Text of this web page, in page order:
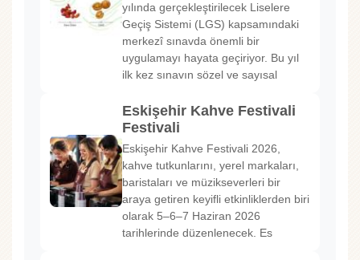
yılında gerçekleştirilecek Liselere
Geçiş Sistemi (LGS) kapsamındaki
merkezî sınavda önemli bir
uygulamayı hayata geçiriyor. Bu yıl
ilk kez sınavın sözel ve sayısal
Eskişehir Kahve Festivali
Festivali
Eskişehir Kahve Festivali 2026,
kahve tutkunlarını, yerel markaları,
baristaları ve müzikseverleri bir
araya getiren keyifli etkinliklerden biri
olarak 5–6–7 Haziran 2026
tarihlerinde düzenlenecek. Es